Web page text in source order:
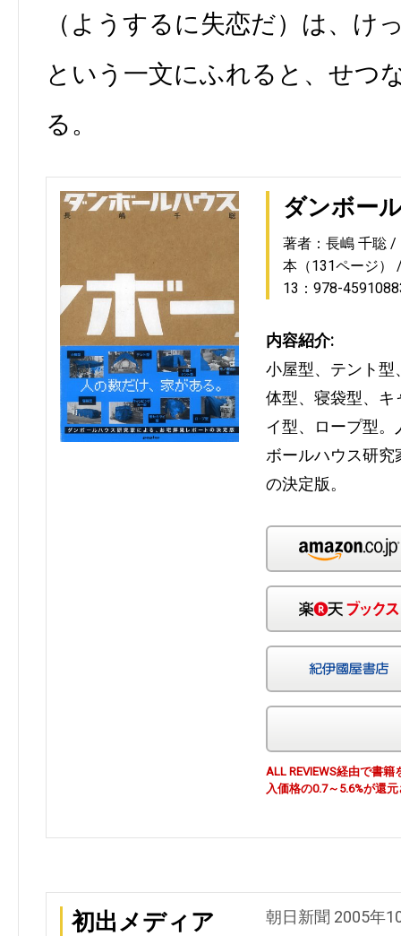
（ようするに失恋だ）は、け
という一文にふれると、せつ
る。
ダンボー
著者：長嶋 千聡
本（131ページ）
13：978-
内容紹介:
小屋型、テント型
体型、寝袋型、キ
イ型、ロープ型
ボールハウス研
の決定版。
ALL REVIEWS経由で書
入価格の0.7～5.6%が還
初出メディア 朝日新聞 2005年